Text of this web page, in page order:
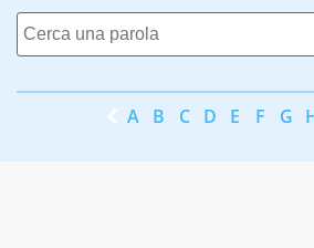
A B C D E F G